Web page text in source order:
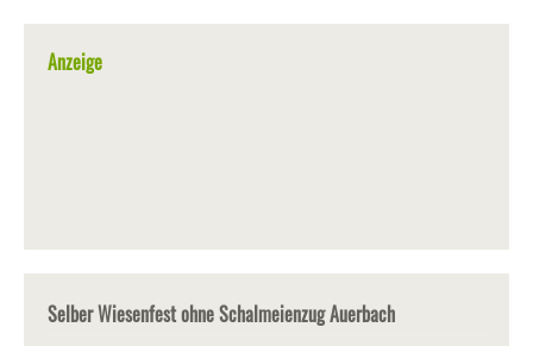
Anzeige
Selber Wiesenfest ohne Schalmeienzug Auerbach